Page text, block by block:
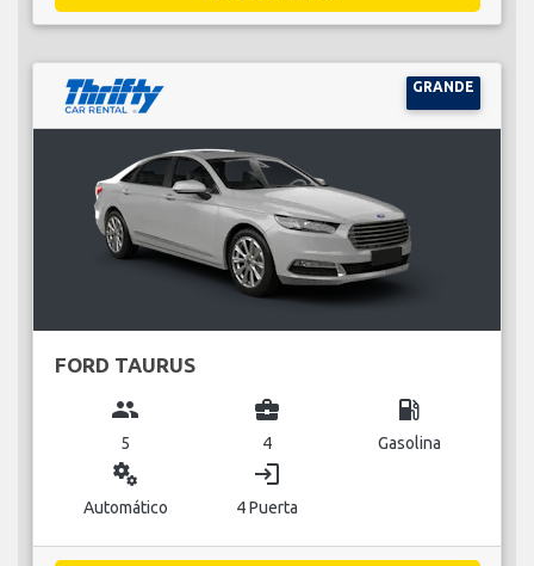
GRANDE
FORD TAURUS
group
5
business_center
4
local_gas_station
Gasolina
miscellaneous_services
Automático
login
4 Puerta